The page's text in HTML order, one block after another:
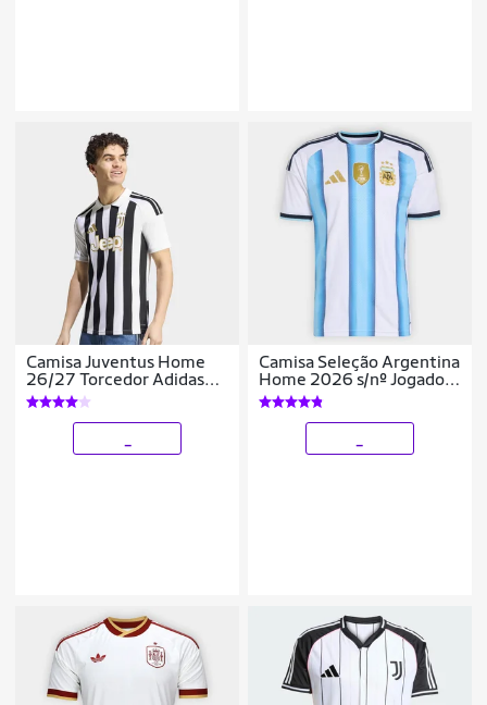
Camisa Juventus Home
26/27 Torcedor Adidas
Masculina
Camisa Seleção Argentina
Home 2026 s/nº Jogador
Adidas Masculina